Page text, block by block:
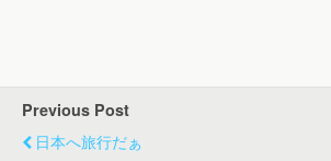
Previous Post
日本へ旅行だぁ